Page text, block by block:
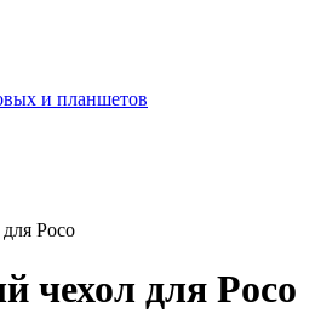
и планшетов
Poco
чехол для Poco